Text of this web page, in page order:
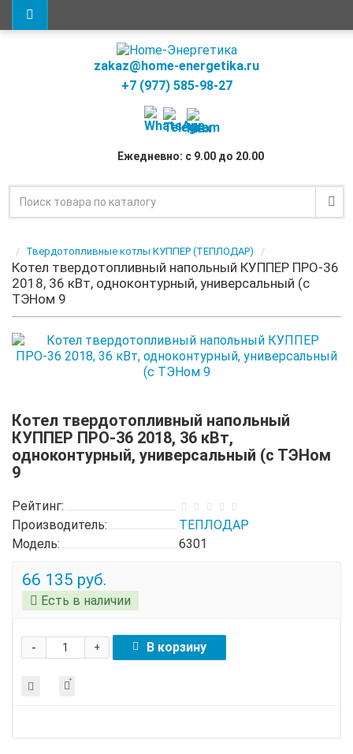
zakaz@home-energetika.ru
+7 (977) 585-98-27
Ежедневно: с 9.00 до 20.00
Твердотопливные котлы КУППЕР (ТЕПЛОДАР)
Котел твердотопливный напольный КУППЕР ПРО-36
2018, 36 кВт, одноконтурный, универсальный (с
ТЭНом 9
Котел твердотопливный напольный
КУППЕР ПРО-36 2018, 36 кВт,
одноконтурный, универсальный (с ТЭНом
9
Рейтинг:
Производитель:
ТЕПЛОДАР
Модель:
6301
66 135 руб.
Есть в наличии
+
- В корзину